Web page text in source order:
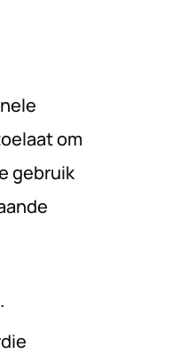
om
gebruik